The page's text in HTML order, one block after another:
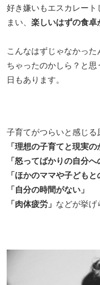
好き嫌いもエスカレー
まい、楽しいはずの食卓
こんなはずじゃなかった
ちゃったのかしら？と
日もあります。
子育てがつらいと感じる
「理想の子育てと現実の
「怒ってばかりの自分へ
「ほかのママや子どもと
「自分の時間がない」
「肉体疲労」 などが挙げ